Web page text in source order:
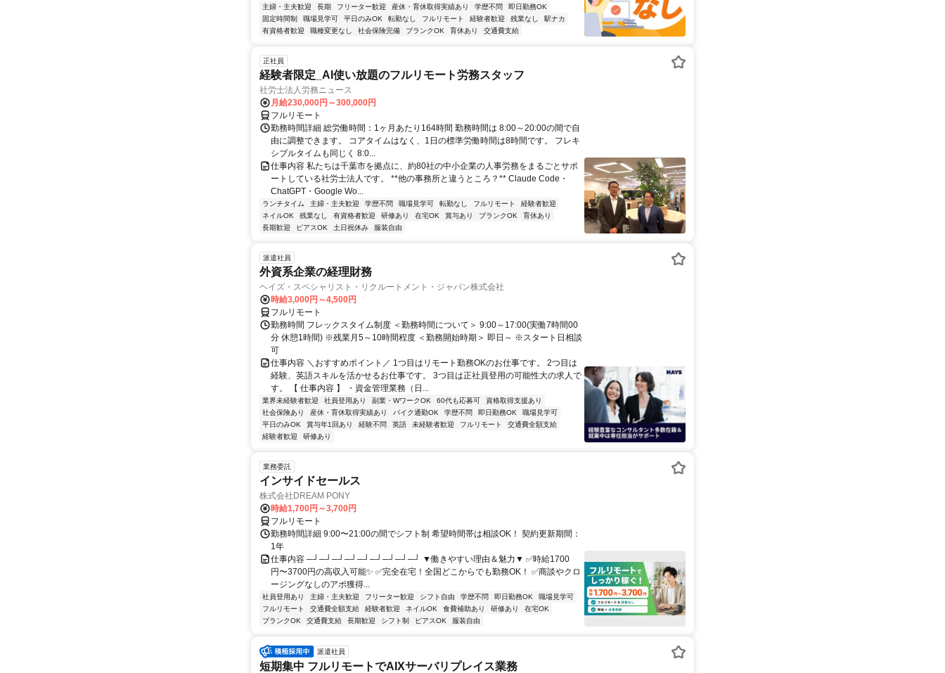
主婦・主夫歓迎 長期 フリーター歓迎 産休・育休取得実績あり 学歴不問
即日勤務OK
固定時間制
職場見学可 平日のみOK 転勤なし フルリモート 経験者歓迎 残業なし
駅ナカ
有資格者歓迎
職種変更なし 社会保険完備 ブランクOK 育休あり 交通費支給
正社員
経験者限定_AI使い放題のフルリモート労務スタッフ
社労士法人労務ニュース
月給230,000円～300,000円
フルリモート
勤務時間詳細 総労働時間：1ヶ月あたり164時間 勤務時間は 8:00～20:00の間で自
由に調整できます。 コアタイムはなく、1日の標準労働時間は8時間です。 フレキ
シブルタイムも同じく 8:0...
仕事内容 私たちは千葉市を拠点に、約80社の中小企業の人事労務をまるごとサポ
ートしている社労士法人です。 **他の事務所と違うところ？** Claude Code・
ChatGPT・Google Wo...
ランチタイム 主婦・主夫歓迎 学歴不問 職場見学可 転勤なし フルリモート
経験者歓迎
ネイルOK
残業なし 有資格者歓迎 研修あり 在宅OK 賞与あり ブランクOK
育休あり
長期歓迎
ピアスOK 土日祝休み 服装自由
派遣社員
外資系企業の経理財務
ヘイズ・スペシャリスト・リクルートメント・ジャパン株式会社
時給3,000円～4,500円
フルリモート
勤務時間 フレックスタイム制度 ＜勤務時間について＞ 9:00～17:00(実働7時間00
分 休憩1時間) ※残業月5～10時間程度 ＜勤務開始時期＞ 即日～ ※スタート日相談
可
仕事内容 ＼おすすめポイント／ 1つ目はリモート勤務OKのお仕事です。 2つ目は
経験、英語スキルを活かせるお仕事です。 3つ目は正社員登用の可能性大の求人で
す。 【 仕事内容 】 ・資金管理業務（日...
業界未経験者歓迎 社員登用あり 副業・WワークOK 60代も応募可
資格取得支援あり
社会保険あり
産休・育休取得実績あり バイク通勤OK 学歴不問 即日勤務OK
職場見学可
平日のみOK
賞与年1回あり 経験不問 英語 未経験者歓迎 フルリモート
交通費全額支給
経験者歓迎
研修あり
業務委託
インサイドセールス
株式会社DREAM PONY
時給1,700円～3,700円
フルリモート
勤務時間詳細 9:00〜21:00の間でシフト制 希望時間帯は相談OK！ 契約更新期間：
1年
仕事内容 ─┘─┘─┘─┘─┘─┘─┘─┘─┘ ▼働きやすい理由＆魅力▼ ✅時給1700
円〜3700円の高収入可能✨ ✅完全在宅！全国どこからでも勤務OK！ ✅商談やクロ
ージングなしのアポ獲得...
社員登用あり 主婦・主夫歓迎 フリーター歓迎 シフト自由 学歴不問 即日勤務OK
職場見学可
フルリモート
交通費全額支給 経験者歓迎 ネイルOK 食費補助あり 研修あり
在宅OK
ブランクOK
交通費支給 長期歓迎 シフト制 ピアスOK 服装自由
派遣社員
短期集中 フルリモートでAIXサーバリプレイス業務